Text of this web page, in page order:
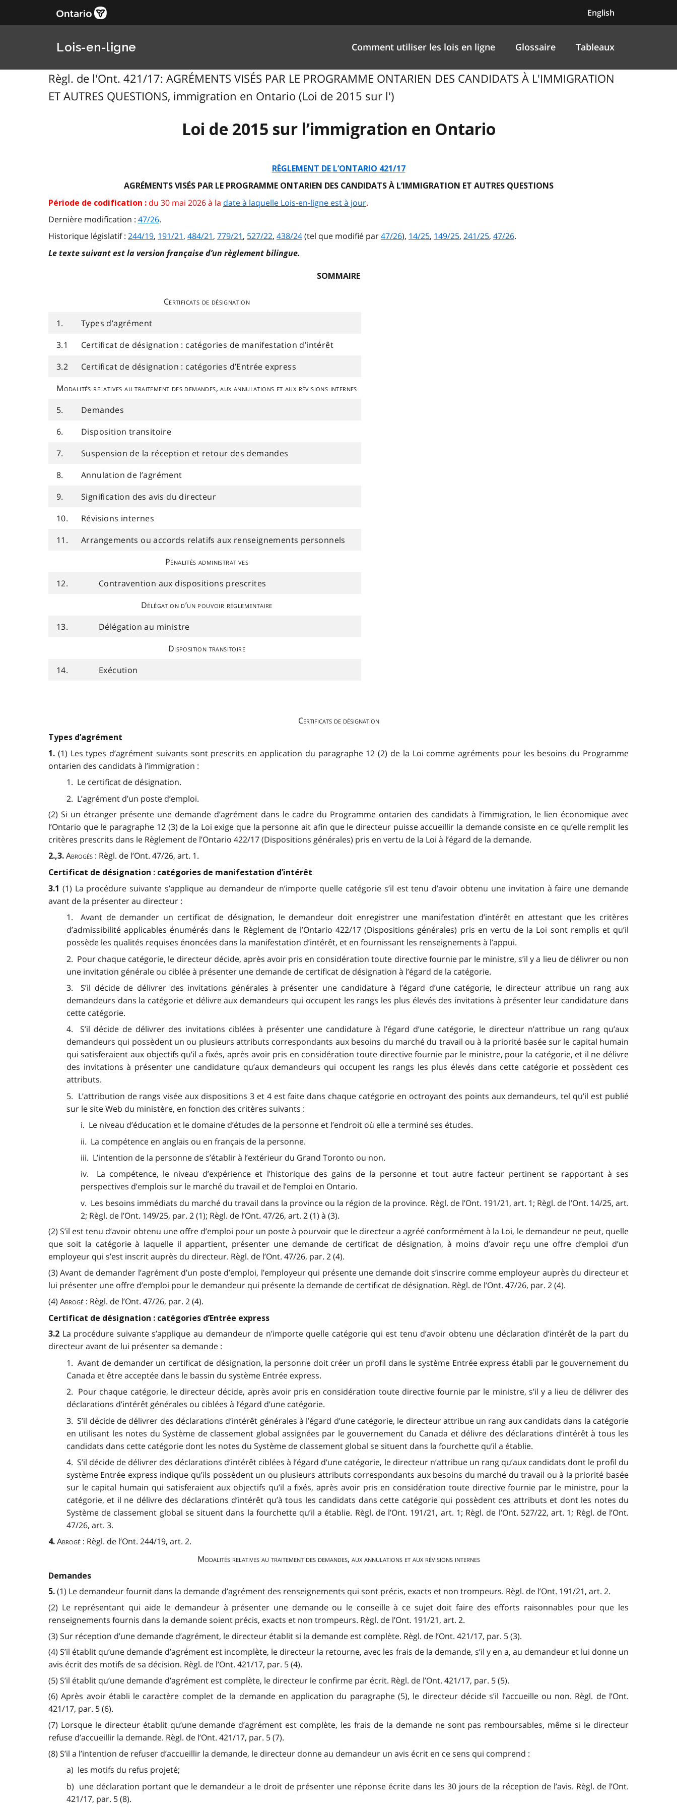
English
Lois-en-ligne Comment utiliser les lois en ligne Glossaire Tableaux
Règl. de l'Ont. 421/17: AGRÉMENTS VISÉS PAR LE PROGRAMME ONTARIEN DES CANDIDATS À L'IMMIGRATION
ET AUTRES QUESTIONS, immigration en Ontario (Loi de 2015 sur l')
Loi de 2015 sur l’immigration en Ontario
RÈGLEMENT DE L’ONTARIO 421/17
AGRÉMENTS VISÉS PAR LE PROGRAMME ONTARIEN DES CANDIDATS À L’IMMIGRATION ET AUTRES QUESTIONS
Période de codification : du 30 mai 2026 à la date à laquelle Lois-en-ligne est à jour.
Dernière modification : 47/26.
Historique législatif : 244/19, 191/21, 484/21, 779/21, 527/22, 438/24(tel que modifié par47/26), 14/25, 149/25, 241/25, 47/26.
Le texte suivant est la version française d’un règlement bilingue.
SOMMAIRE
Certificats de désignation
1.
Types d’agrément
3.1
Certificat de désignation : catégories de manifestation d’intérêt
3.2
Certificat de désignation : catégories d’Entrée express
Modalités relatives au traitement des demandes, aux annulations et aux révisions internes
5.
Demandes
6.
Disposition transitoire
7.
Suspension de la réception et retour des demandes
8.
Annulation de l’agrément
9.
Signification des avis du directeur
10.
Révisions internes
11.
Arrangements ou accords relatifs aux renseignements personnels
Pénalités administratives
12.
Contravention aux dispositions prescrites
Délégation d’un pouvoir réglementaire
13.
Délégation au ministre
Disposition transitoire
14.
Exécution
Certificats de désignation
Types d’agrément
1. (1) Les types d’agrément suivants sont prescrits en application du paragraphe 12 (2) de la Loi comme agréments pour les besoins du Programme
ontarien des candidats à l’immigration :
1. Le certificat de désignation.
2. L’agrément d’un poste d’emploi.
(2) Si un étranger présente une demande d’agrément dans le cadre du Programme ontarien des candidats à l’immigration, le lien économique avec
l’Ontario que le paragraphe 12 (3) de la Loi exige que la personne ait afin que le directeur puisse accueillir la demande consiste en ce qu’elle remplit les
critères prescrits dans le Règlement de l’Ontario 422/17 (Dispositions générales) pris en vertu de la Loi à l’égard de la demande.
2.,3. Abrogés : Règl. de l’Ont. 47/26, art. 1.
Certificat de désignation : catégories de manifestation d’intérêt
3.1 (1) La procédure suivante s’applique au demandeur de n’importe quelle catégorie s’il est tenu d’avoir obtenu une invitation à faire une demande
avant de la présenter au directeur :
1. Avant de demander un certificat de désignation, le demandeur doit enregistrer une manifestation d’intérêt en attestant que les critères
d’admissibilité applicables énumérés dans le Règlement de l’Ontario 422/17 (Dispositions générales) pris en vertu de la Loi sont remplis et qu’il
possède les qualités requises énoncées dans la manifestation d’intérêt, et en fournissant les renseignements à l’appui.
2. Pour chaque catégorie, le directeur décide, après avoir pris en considération toute directive fournie par le ministre, s’il y a lieu de délivrer ou non
une invitation générale ou ciblée à présenter une demande de certificat de désignation à l’égard de la catégorie.
3. S’il décide de délivrer des invitations générales à présenter une candidature à l’égard d’une catégorie, le directeur attribue un rang aux
demandeurs dans la catégorie et délivre aux demandeurs qui occupent les rangs les plus élevés des invitations à présenter leur candidature dans
cette catégorie.
4. S’il décide de délivrer des invitations ciblées à présenter une candidature à l’égard d’une catégorie, le directeur n’attribue un rang qu’aux
demandeurs qui possèdent un ou plusieurs attributs correspondants aux besoins du marché du travail ou à la priorité basée sur le capital humain
qui satisferaient aux objectifs qu’il a fixés, après avoir pris en considération toute directive fournie par le ministre, pour la catégorie, et il ne délivre
des invitations à présenter une candidature qu’aux demandeurs qui occupent les rangs les plus élevés dans cette catégorie et possèdent ces
attributs.
5. L’attribution de rangs visée aux dispositions 3 et 4 est faite dans chaque catégorie en octroyant des points aux demandeurs, tel qu’il est publié
sur le site Web du ministère, en fonction des critères suivants :
i. Le niveau d’éducation et le domaine d’études de la personne et l’endroit où elle a terminé ses études.
ii. La compétence en anglais ou en français de la personne.
iii. L’intention de la personne de s’établir à l’extérieur du Grand Toronto ou non.
iv. La compétence, le niveau d’expérience et l’historique des gains de la personne et tout autre facteur pertinent se rapportant à ses
perspectives d’emplois sur le marché du travail et de l’emploi en Ontario.
v. Les besoins immédiats du marché du travail dans la province ou la région de la province. Règl. de l’Ont. 191/21, art. 1; Règl. de l’Ont. 14/25, art.
2; Règl. de l’Ont. 149/25, par. 2 (1); Règl. de l’Ont. 47/26, art. 2 (1) à (3).
(2) S’il est tenu d’avoir obtenu une offre d’emploi pour un poste à pourvoir que le directeur a agréé conformément à la Loi, le demandeur ne peut, quelle
que soit la catégorie à laquelle il appartient, présenter une demande de certificat de désignation, à moins d’avoir reçu une offre d’emploi d’un
employeur qui s’est inscrit auprès du directeur. Règl. de l’Ont. 47/26, par. 2 (4).
(3) Avant de demander l’agrément d’un poste d’emploi, l’employeur qui présente une demande doit s’inscrire comme employeur auprès du directeur et
lui présenter une offre d’emploi pour le demandeur qui présente la demande de certificat de désignation. Règl. de l’Ont. 47/26, par. 2 (4).
(4) Abrogé : Règl. de l’Ont. 47/26, par. 2 (4).
Certificat de désignation : catégories d’Entrée express
3.2 La procédure suivante s’applique au demandeur de n’importe quelle catégorie qui est tenu d’avoir obtenu une déclaration d’intérêt de la part du
directeur avant de lui présenter sa demande :
1. Avant de demander un certificat de désignation, la personne doit créer un profil dans le système Entrée express établi par le gouvernement du
Canada et être acceptée dans le bassin du système Entrée express.
2. Pour chaque catégorie, le directeur décide, après avoir pris en considération toute directive fournie par le ministre, s’il y a lieu de délivrer des
déclarations d’intérêt générales ou ciblées à l’égard d’une catégorie.
3. S’il décide de délivrer des déclarations d’intérêt générales à l’égard d’une catégorie, le directeur attribue un rang aux candidats dans la catégorie
en utilisant les notes du Système de classement global assignées par le gouvernement du Canada et délivre des déclarations d’intérêt à tous les
candidats dans cette catégorie dont les notes du Système de classement global se situent dans la fourchette qu’il a établie.
4. S’il décide de délivrer des déclarations d’intérêt ciblées à l’égard d’une catégorie, le directeur n’attribue un rang qu’aux candidats dont le profil du
système Entrée express indique qu’ils possèdent un ou plusieurs attributs correspondants aux besoins du marché du travail ou à la priorité basée
sur le capital humain qui satisferaient aux objectifs qu’il a fixés, après avoir pris en considération toute directive fournie par le ministre, pour la
catégorie, et il ne délivre des déclarations d’intérêt qu’à tous les candidats dans cette catégorie qui possèdent ces attributs et dont les notes du
Système de classement global se situent dans la fourchette qu’il a établie. Règl. de l’Ont. 191/21, art. 1; Règl. de l’Ont. 527/22, art. 1; Règl. de l’Ont.
47/26, art. 3.
4. Abrogé : Règl. de l’Ont. 244/19, art. 2.
Modalités relatives au traitement des demandes, aux annulations et aux révisions internes
Demandes
5. (1) Le demandeur fournit dans la demande d’agrément des renseignements qui sont précis, exacts et non trompeurs. Règl. de l’Ont. 191/21, art. 2.
(2) Le représentant qui aide le demandeur à présenter une demande ou le conseille à ce sujet doit faire des efforts raisonnables pour que les
renseignements fournis dans la demande soient précis, exacts et non trompeurs. Règl. de l’Ont. 191/21, art. 2.
(3) Sur réception d’une demande d’agrément, le directeur établit si la demande est complète. Règl. de l’Ont. 421/17, par. 5 (3).
(4) S’il établit qu’une demande d’agrément est incomplète, le directeur la retourne, avec les frais de la demande, s’il y en a, au demandeur et lui donne un
avis écrit des motifs de sa décision. Règl. de l’Ont. 421/17, par. 5 (4).
(5) S’il établit qu’une demande d’agrément est complète, le directeur le confirme par écrit. Règl. de l’Ont. 421/17, par. 5 (5).
(6) Après avoir établi le caractère complet de la demande en application du paragraphe (5), le directeur décide s’il l’accueille ou non. Règl. de l’Ont.
421/17, par. 5 (6).
(7) Lorsque le directeur établit qu’une demande d’agrément est complète, les frais de la demande ne sont pas remboursables, même si le directeur
refuse d’accueillir la demande. Règl. de l’Ont. 421/17, par. 5 (7).
(8) S’il a l’intention de refuser d’accueillir la demande, le directeur donne au demandeur un avis écrit en ce sens qui comprend :
a) les motifs du refus projeté;
b) une déclaration portant que le demandeur a le droit de présenter une réponse écrite dans les 30 jours de la réception de l’avis. Règl. de l’Ont.
421/17, par. 5 (8).